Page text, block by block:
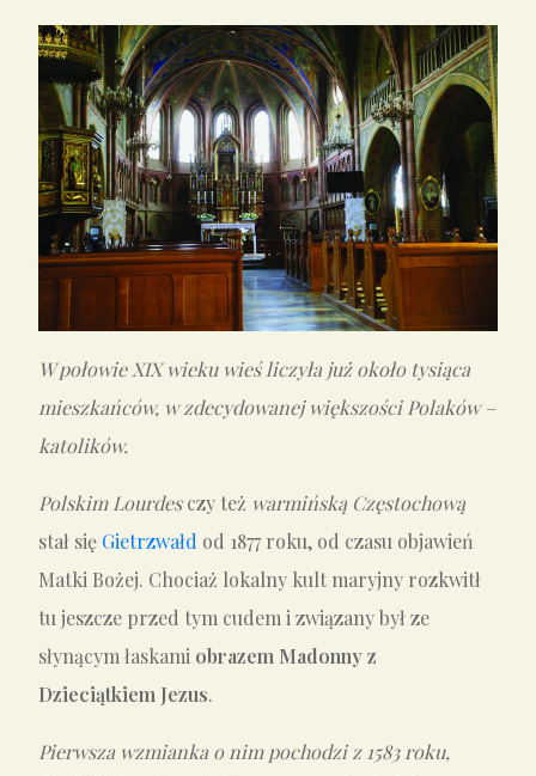
W połowie XIX wieku wieś liczyła już około tysiąca
mieszkańców, w zdecydowanej większości Polaków –
katolików.
Polskim Lourdesczy też warmińską Częstochową
stał się Gietrzwałd od 1877 roku, od czasu objawień
Matki Bożej. Chociaż lokalny kult maryjny rozkwitł
tu jeszcze przed tym cudem i związany był ze
słynącym łaskami obrazem Madonnyz
Dzieciątkiem Jezus.
Pierwsza wzmianka o nim pochodzi z 1583 roku,